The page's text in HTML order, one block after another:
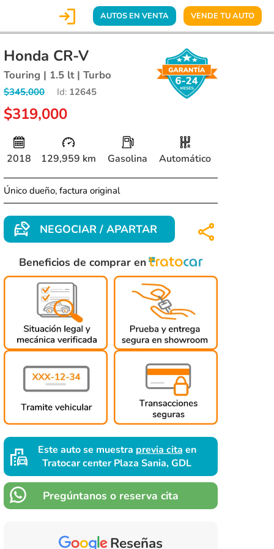
 AUTOS EN VENTA VENDE TU AUTO
Honda CR-V
Touring | 1.5 lt | Turbo
$345,000 Id: 12645
$319,000
2018 129,959 km Gasolina Automático
Único dueño, factura original
NEGOCIAR / APARTAR
Beneficios de comprar en
Este auto se muestra previa cita en
Tratocar center Plaza Sania, GDL
Pregúntanos o reserva cita
Reseñas